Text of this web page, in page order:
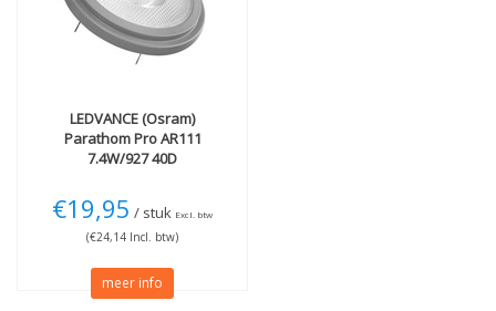
LEDVANCE (Osram)
Parathom Pro AR111
7.4W/927 40D
€19,95 / stuk Excl. btw
(€24,14 Incl. btw)
meer info